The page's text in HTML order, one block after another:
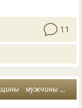
11
мужчины